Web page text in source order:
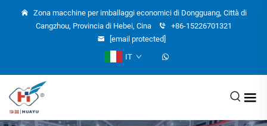
Zona macchine per imballaggi economici di Dongguang, Città di
Cangzhou, Provincia di Hebei, Cina
+86-15226701321
[email protected]
IT